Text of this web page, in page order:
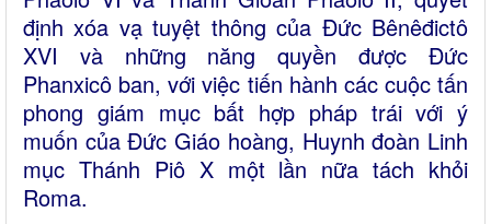
định xóa vạ tuyệt thông của Đức Bênêđictô
XVI và những năng quyền được Đức
Phanxicô ban, với việc tiến hành các cuộc tấn
phong giám mục bất hợp pháp trái với ý
muốn của Đức Giáo hoàng, Huynh đoàn Linh
mục Thánh Piô X một lần nữa tách khỏi
Roma.